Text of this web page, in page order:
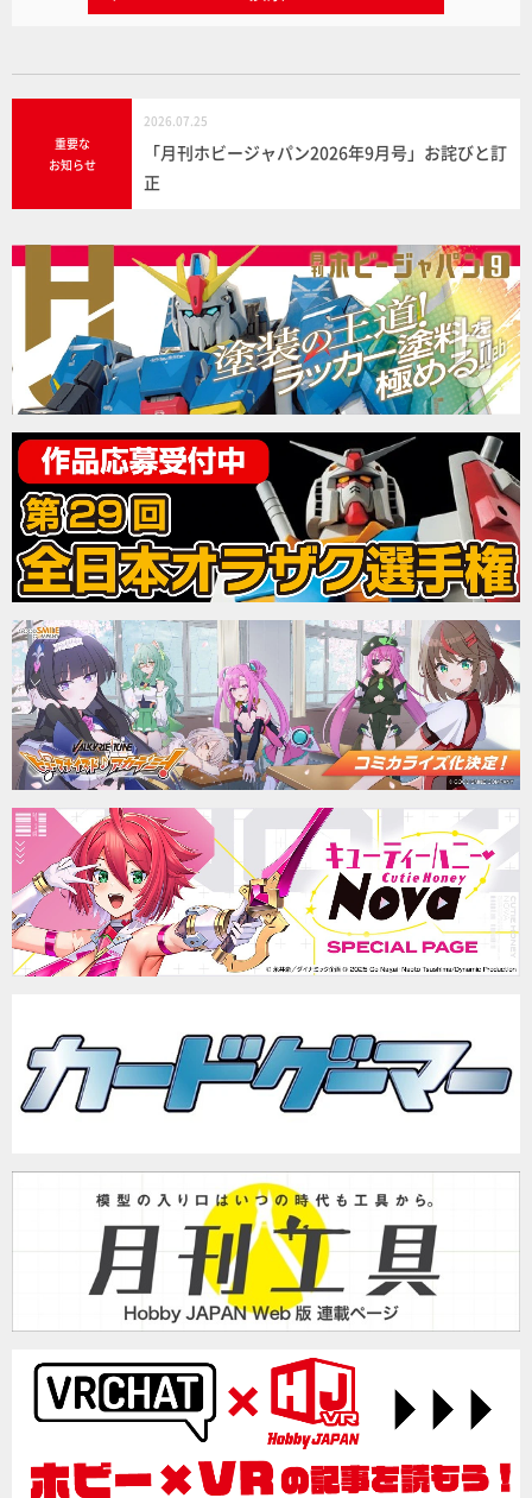
重要な
お知らせ
2026.07.25
「月刊ホビージャパン2026年9月号」お詫びと訂
正